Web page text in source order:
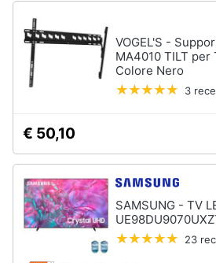
Assistenza
clienti
VOGEL'S -
MA4010 TILT
Colore Nero
3
€ 50,10
SAMSUNG - TV
23